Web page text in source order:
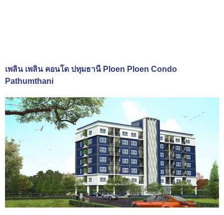
เพลิน เพลิน คอนโด ปทุมธานี Ploen Ploen Condo
Pathumthani